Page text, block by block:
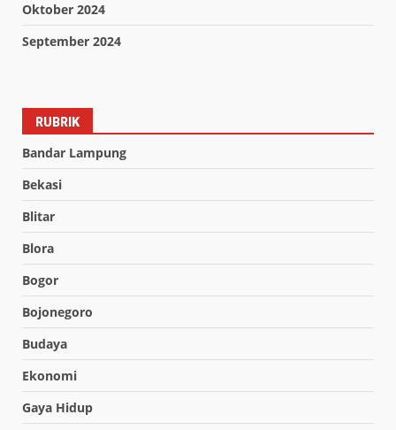
Oktober 2024
September 2024
RUBRIK
Bandar Lampung
Bekasi
Blitar
Blora
Bogor
Bojonegoro
Budaya
Ekonomi
Gaya Hidup